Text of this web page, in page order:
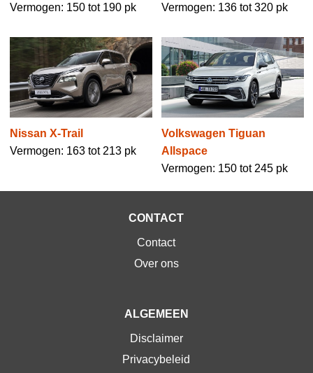
Vermogen: 150 tot 190 pk
Vermogen: 136 tot 320 pk
Nissan X-Trail
Vermogen: 163 tot 213 pk
Volkswagen Tiguan
Allspace
Vermogen: 150 tot 245 pk
CONTACT
Contact
Over ons
ALGEMEEN
Disclaimer
Privacybeleid